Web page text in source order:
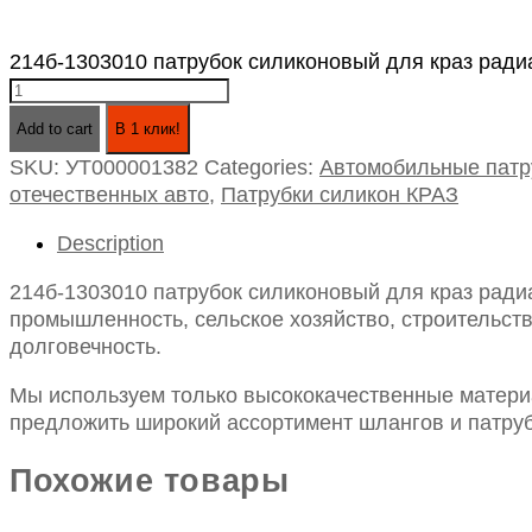
214б-1303010 патрубок силиконовый для краз
Add to cart В 1 клик!
SKU: УТ000001382 Categories: Автомобильные
отечественных авто, Патрубки силикон КРАЗ
Description
214б-1303010 патрубок силиконовый для краз
промышленность, сельское хозяйство,
долговечность.
Мы используем только высококачественные
предложить широкий ассортимент шлангов и
Похожие товары